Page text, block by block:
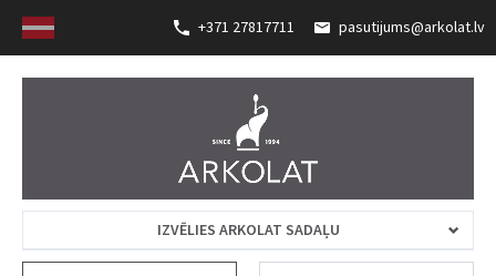
+371 27817711 pasutijums@arkolat.lv
IZVĒLIES ARKOLAT SADAĻU